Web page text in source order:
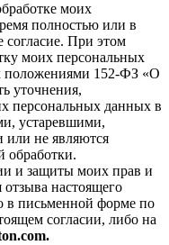
моих
полностью или в
согласие. При этом
моих персональных
положениями 152-ФЗ «О
уточнения,
персональных данных в
устаревшими,
не являются
обработки.
и защиты моих прав и
настоящего
в письменной форме по
согласии, либо на